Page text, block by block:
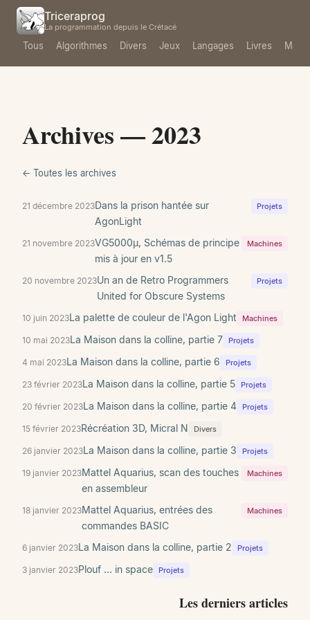
Triceraprog
La programmation depuis le Crétacé
Tous Algorithmes Divers Jeux Langages Livres
Archives — 2023
← Toutes les archives
21 décembre 2023Dans la prison hantée sur
AgonLight
Projets
21 novembre 2023VG5000µ, Schémas de principe
mis à jour en v1.5
Machines
20 novembre 2023Un an de Retro Programmers
United for Obscure Systems
Projets
10 juin 2023La palette de couleur de l'Agon Light Machines
10 mai 2023La Maison dans la colline, partie 7 Projets
4 mai 2023La Maison dans la colline, partie 6 Projets
23 février 2023La Maison dans la colline, partie 5 Projets
20 février 2023La Maison dans la colline, partie 4 Projets
15 février 2023Récréation 3D, Micral N Divers
26 janvier 2023La Maison dans la colline, partie 3 Projets
19 janvier 2023Mattel Aquarius, scan des touches
en assembleur
Machines
18 janvier 2023Mattel Aquarius, entrées des
commandes BASIC
Machines
6 janvier 2023La Maison dans la colline, partie 2 Projets
3 janvier 2023Plouf ... in space Projets
Les derniers articles